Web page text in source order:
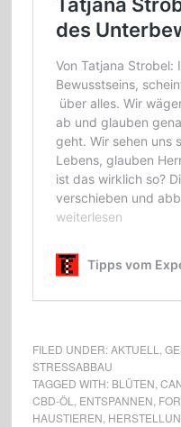
FILED UNDER:AKTUELL
STRESSABBAU
TAGGED WITH: BLÜTEN
CBD-ÖL
ENTSPANNEN
HAUSTIEREN